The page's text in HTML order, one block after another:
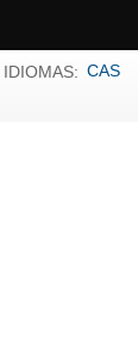
IDIOMAS: CAS